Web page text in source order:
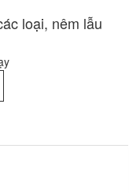
loại, nêm lẫu